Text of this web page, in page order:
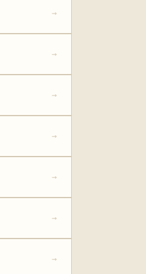
→
→
→
→
→
→
→